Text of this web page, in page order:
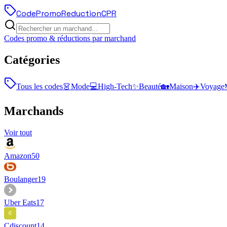
CodePromoReductionCPR
Codes promo & réductions par marchand
Catégories
Tous les codes👗Mode💻High-Tech✨Beauté🏡Maison✈️Voyage
Marchands
Voir tout
Amazon50
Boulanger19
Uber Eats17